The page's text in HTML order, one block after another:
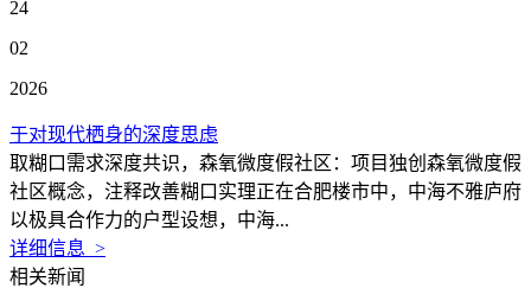
24
02
2026
于对现代栖身的深度思虑
取糊口需求深度共识，森氧微度假社区：项目独创森氧微度假
社区概念，注释改善糊口实理正在合肥楼市中，中海不雅庐府
以极具合作力的户型设想，中海...
详细信息 >
相关新闻